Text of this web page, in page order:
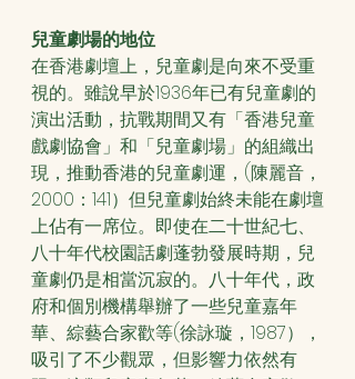
兒童劇場的地位
在香港劇壇上，兒童劇是向來不受重
視的。雖說早於1936年已有兒童劇的
演出活動，抗戰期間又有「香港兒童
戲劇協會」和「兒童劇場」的組織出
現，推動香港的兒童劇運，(陳麗音，
2000：141）但兒童劇始終未能在劇壇
上佔有一席位。即使在二十世紀七、
八十年代校園話劇蓬勃發展時期，兒
童劇仍是相當沉寂的。八十年代，政
府和個別機構舉辦了一些兒童嘉年
華、綜藝合家歡等(徐詠璇，1987），
吸引了不少觀眾，但影響力依然有